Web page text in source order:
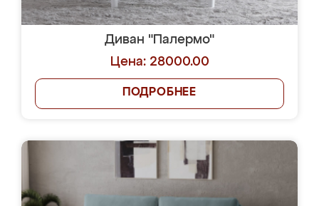
Диван "Палермо"
Цена: 28000.00
ПОДРОБНЕЕ